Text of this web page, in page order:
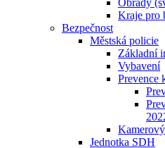
Obřady
Kraje pro
Bezpečnost
Městská policie
Základní
Vybavení
Prevence
Jednotka SDH